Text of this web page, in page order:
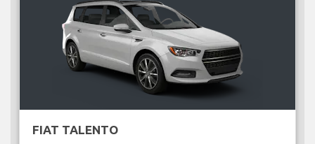
FIAT TALENTO